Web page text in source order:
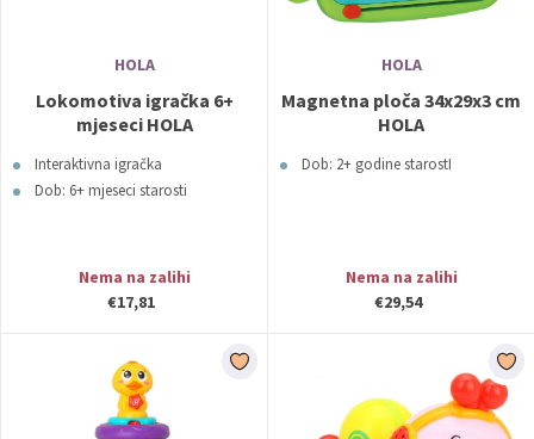
HOLA
Lokomotiva igračka 6+
mjeseci HOLA
Interaktivna igračka
Dob: 6+ mjeseci starosti
Nema na zalihi
€17,81
HOLA
Magnetna ploča 34x29x3 cm
HOLA
Dob: 2+ godine starostI
Nema na zalihi
€29,54